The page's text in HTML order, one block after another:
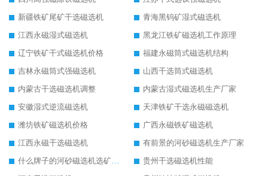
新疆铁矿尾矿干选磁选机
青海黑钨矿湿式磁选机
江西永磁湿式磁选机
黑龙江铁矿磁选机工作原理
辽宁铁矿干式磁选机价格
福建永磁筒式磁选机结构
吉林永磁筒式强磁选机
山西干选筒式磁选机
内蒙古干选磁选机调整
内蒙古湿式磁选机生产厂家
安徽湿式逆流磁选机
天津铁矿干选永磁磁选机
潍坊铁矿磁选机价格
广西永磁铁矿磁选机
江西永磁干选磁选机
有前景的河砂磁选机生产厂家
什么牌子的河砂磁选机选矿效果好
贵州干选磁选机性能